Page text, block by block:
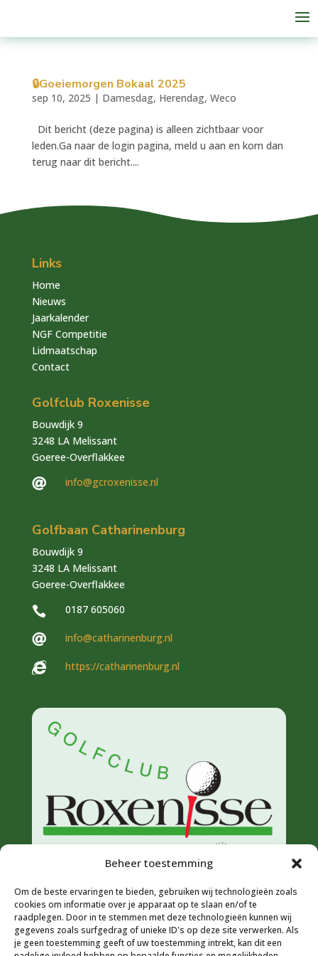
Beheer toestemming
Om de beste ervaringen te bieden, gebruiken wij technologieën zoals
cookies om informatie over je apparaat op te slaan en/of te
raadplegen. Door in te stemmen met deze technologieën kunnen wij
gegevens zoals surfgedrag of unieke ID's op deze site verwerken. Als
je geen toestemming geeft of uw toestemming intrekt, kan dit een
🔒Goeiemorgen Bokaal 2025
sep 10, 2025 | Damesdag, Herendag, Weco
Dit bericht (deze pagina) is alleen zichtbaar voor
leden.Ga naar de login pagina, meld u aan en kom dan
terug naar dit bericht....
Links
Home
Nieuws
Jaarkalender
NGF Competitie
Lidmaatschap
Contact
Golfclub Roxenisse
Bouwdijk 9
3248 LA Melissant
Goeree-Overflakkee
 info@gcroxenisse.nl
Golfbaan Catharinenburg
Bouwdijk 9
3248 LA Melissant
Goeree-Overflakkee
 0187 605060
 info@catharinenburg.nl
 https://catharinenburg.nl